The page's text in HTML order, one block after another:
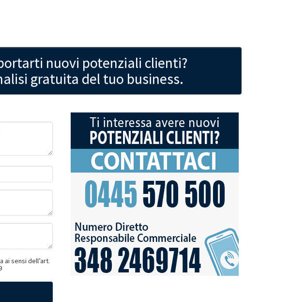
nuovi potenziali clienti?
gratuita del tuo business.
ai sensi dell’art.